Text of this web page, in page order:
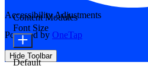
Accessibility Adjustments
Powered by OneTap
Hide Toolbar
Content Modules
Font Size
Default